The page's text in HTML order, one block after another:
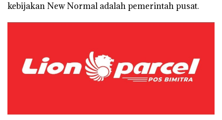
kebijakan New Normal adalah pemerintah pusat.